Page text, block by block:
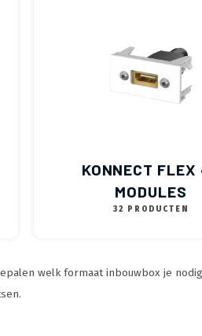
KONNECT FLEX
MODULES
32 PRODUCTEN
welk formaat inbouwbox je